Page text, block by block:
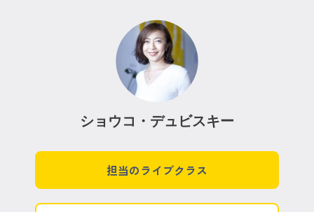
ショウコ・デュビスキー
担当のライブクラス